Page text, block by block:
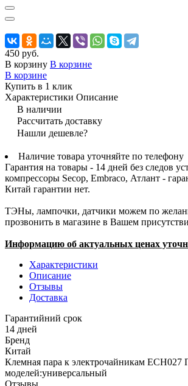
450 руб.
В корзину В корзине
В корзине
Купить в 1 клик
Характеристики Описание
В наличии
Рассчитать доставку
Нашли дешевле?
Наличие товара уточняйте по телефону
Гарантия на товары - 14 дней без следов
компрессоры Secop, Embraco, Атлант -
Китай гарантии нет.
ТЭНы, лампочки, датчики можем по
прозвонить в магазине в Вашем
Информацию об актуальных ценах
Характеристики
Описание
Отзывы
Доставка
Гарантийний срок
14 дней
Бренд
Китай
Клемная пара к электрочайникам ECH027
моделей:универсальный
Отзывы